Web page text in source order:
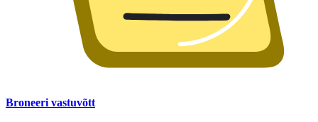
Broneeri vastuvõtt